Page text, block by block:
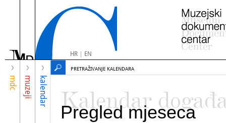
HR| EN
mdc muzeji kalendar
PRETRAŽIVANJE KALENDARA
Kalendar
Pregled mjeseca